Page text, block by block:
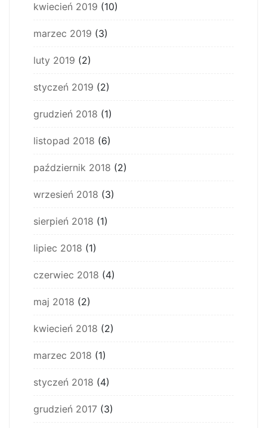
kwiecień 2019 (10)
marzec 2019 (3)
luty 2019 (2)
styczeń 2019 (2)
grudzień 2018 (1)
listopad 2018 (6)
październik 2018 (2)
wrzesień 2018 (3)
sierpień 2018 (1)
lipiec 2018 (1)
czerwiec 2018 (4)
maj 2018 (2)
kwiecień 2018 (2)
marzec 2018 (1)
styczeń 2018 (4)
grudzień 2017 (3)